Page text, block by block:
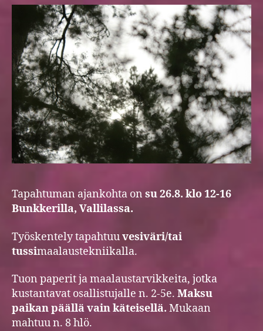
Tapahtuman ajankohta on su 26.8. klo 12-16
Bunkkerilla, Vallilassa.
Työskentely tapahtuuvesiväri/tai
tussimaalaustekniikalla.
Tuon paperit ja maalaustarvikkeita, jotka
kustantavat osallistujalle n. 2-5e. Maksu
paikan päällä vain käteisellä. Mukaan
mahtuu n. 8 hlö.